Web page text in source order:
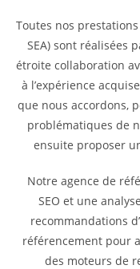
Toutes nos
SEA) sont réalisées
étroite collaboration
à l’expérience
que nous accordons,
problématiques de
ensuite proposer
Notre agence de
SEO et une
recommandations
référencement pour
des moteurs de